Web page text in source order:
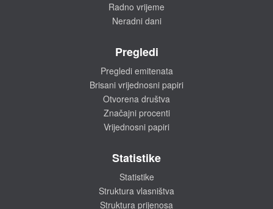
Radno vrijeme
Neradni dani
Pregledi
Pregledi emitenata
Brisani vrijednosni papiri
Otvorena društva
Značajni procenti
Vrijednosni papiri
Statistike
Statistike
Struktura vlasništva
Struktura prijenosa